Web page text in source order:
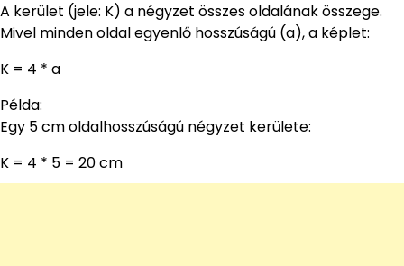
A kerület (jele: K) a négyzet összes oldalának összege.
Mivel minden oldal egyenlő hosszúságú (a), a képlet:
K = 4 * a
Példa:
Egy 5 cm oldalhosszúságú négyzet kerülete:
K = 4 * 5 = 20 cm